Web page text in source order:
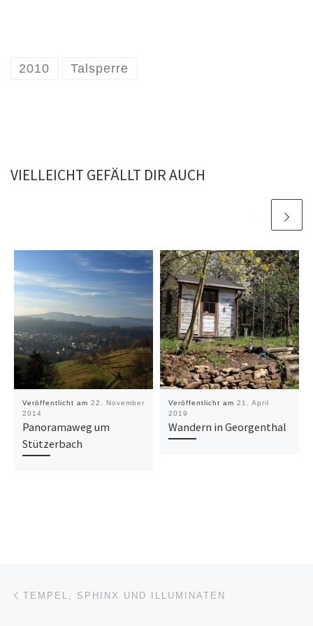
2010 Talsperre
VIELLEICHT GEFÄLLT DIR AUCH
Veröffentlicht am 22. November
2014
Panoramaweg um
Stützerbach
Veröffentlicht am 21. April
2019
Wandern in Georgenthal
Beitragsnavigation
TEMPEL, SPHINX UND ILLUMINATEN